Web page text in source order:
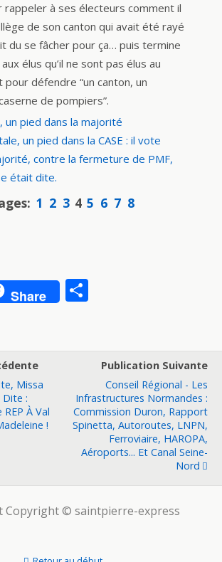
rappeler à ses électeurs comment il
de son canton qui avait été rayé
du se fâcher pour ça… puis termine
élus qu’il ne sont pas élus au
défendre “un canton, un
de pompiers”.
un pied dans la majorité
un pied dans la CASE : il vote
contre la fermeture de PMF,
était dite.
1 2 3 4 5 6 7 8
Share
g
er
Missa
Dite :
À Val
!
Publication Suivante
Conseil Régional - Les
Infrastructures Normandes :
Commission Duron, Rapport
Spinetta, Autoroutes, LNPN,
Ferroviaire, HAROPA,
Aéroports... Et Canal Seine-
Nord
Copyright © saintpierre-express